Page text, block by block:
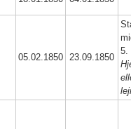
05.02.1850 23.09.1850
5.